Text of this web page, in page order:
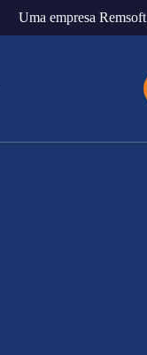
Uma empresa Remsoft